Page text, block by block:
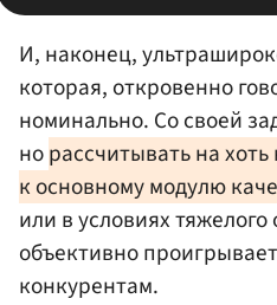
И, наконец,
которая, откровенно
номинально. Со своей
норассчитывать на
к основному модулю
или в условиях
объективно
конкурентам.